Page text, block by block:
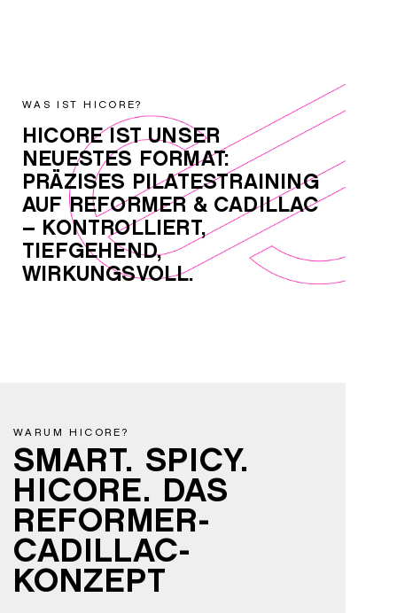
WAS IST HICORE?
HICORE IST UNSER
NEUESTES FORMAT:
PRÄZISES PILATESTRAINING
AUF REFORMER & CADILLAC
– KONTROLLIERT,
TIEFGEHEND,
WIRKUNGSVOLL.
WARUM HICORE?
SMART. SPICY.
HICORE. DAS
REFORMER-
CADILLAC-
KONZEPT